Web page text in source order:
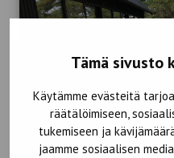
Tämä sivusto
Käytämme evästeitä
räätälöimiseen,
tukemiseen ja
jaamme sosiaalisen